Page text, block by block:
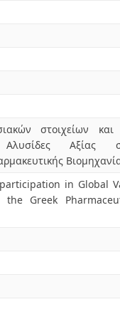
στοιχείων και
Αξίας
in Global
Greek